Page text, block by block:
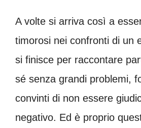
A volte si arriva così a
timorosi nei confronti di un
si finisce per raccontare
sé senza grandi problemi,
convinti di non essere
negativo. Ed è proprio